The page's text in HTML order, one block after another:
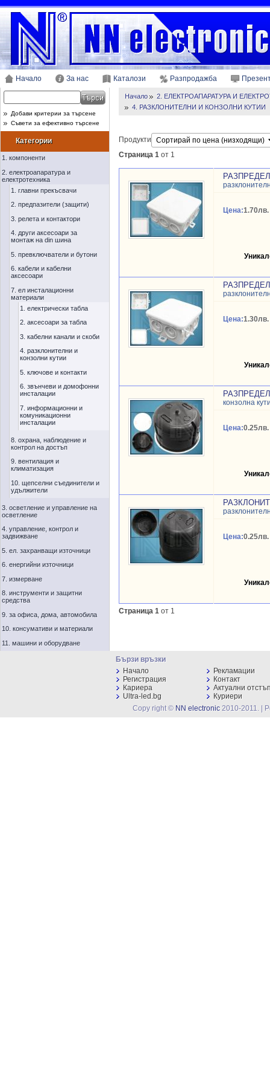
Начало За нас Каталози Разпродажба
Добави критерии за търсене
Съвети за ефективно търсене
Категории
1. компоненти
2. електроапаратура и
електротехника
1. главни прекъсвачи
2. предпазители (защити)
3. релета и контактори
4. други аксесоари за
монтаж на din шина
5. превключватели и бутони
6. кабели и кабелни
аксесоари
7. ел инсталационни
материали
1. електрически табла
2. аксесоари за табла
3. кабелни канали и скоби
4. разклонителни и
конзолни кутии
5. ключове и контакти
6. звънчеви и домофонни
инсталации
7. информационни и
комуникационни
инсталации
8. охрана, наблюдение и
контрол на достъп
9. вентилация и
климатизация
10. щепселни съединители и
удължители
3. осветление и управление на
осветление
4. управление, контрол и
задвижване
5. ел. захранващи източници
6. енергийни източници
7. измерване
8. инструменти и защитни
средства
9. за офиса, дома, автомобила
10. консумативи и материали
11. машини и оборудване
Начало
2. ЕЛЕКТРОАПАРАТУРА И
4. РАЗКЛОНИТЕЛНИ И КОНЗОЛНИ КУТИИ
Продукти
Страница 1 от 1
Цена:1.70лв.
Цена:1.30лв.
конзолна
Цена:0.25лв.
Цена:0.25лв.
Страница 1 от 1
Бързи връзки
Начало
Рекламации
Регистрация
Контакт
Кариера
Актуални
Ultra-led.bg
Куриери
Copy right © NN electronic 2010-2011. |